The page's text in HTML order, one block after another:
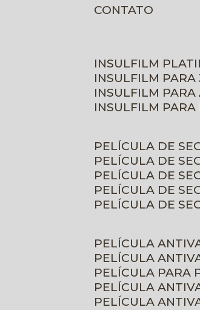
CONTATO
INSULFILM
INSULFILM
INSULFILM
INSULFILM PARA
PELÍCULA DE
PELÍCULA DE
PELÍCULA DE
PELÍCULA DE
PELÍCULA DE
PELÍCULA
PELÍCULA
PELÍCULA
PELÍCULA
PELÍCULA